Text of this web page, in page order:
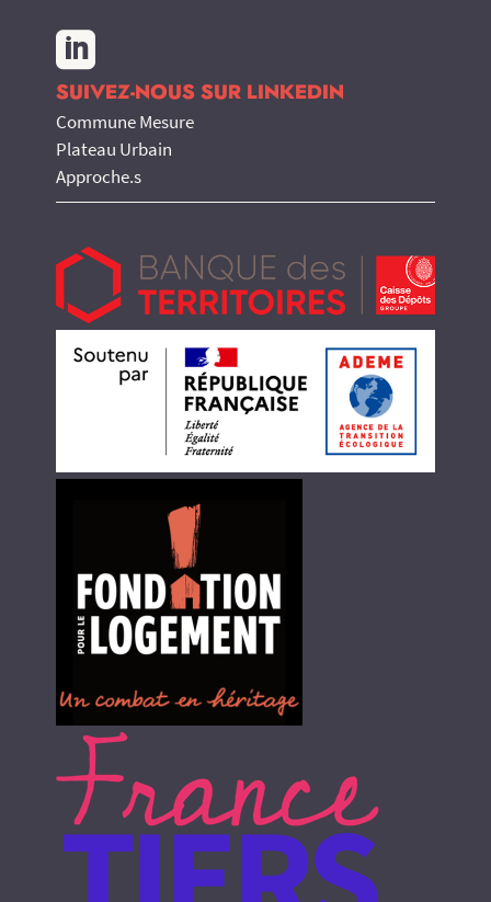

SUIVEZ-NOUS SUR LINKEDIN
Commune Mesure
Plateau Urbain
Approche.s